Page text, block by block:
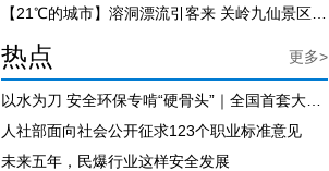
热点 更多>
人社部面向社会公开征求123个职业标准意见
未来五年，民爆行业这样安全发展